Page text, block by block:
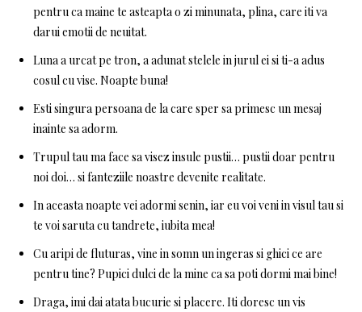
pentru ca maine te asteapta o zi minunata, plina, care iti va
darui emotii de neuitat.
Luna a urcat pe tron, a adunat stelele in jurul ei si ti-a adus
cosul cu vise. Noapte buna!
Esti singura persoana de la care sper sa primesc un mesaj
inainte sa adorm.
Trupul tau ma face sa visez insule pustii… pustii doar pentru
noi doi… si fanteziile noastre devenite realitate.
In aceasta noapte vei adormi senin, iar eu voi veni in visul tau si
te voi saruta cu tandrete, iubita mea!
Cu aripi de fluturas, vine in somn un ingeras si ghici ce are
pentru tine? Pupici dulci de la mine ca sa poti dormi mai bine!
Draga, imi dai atata bucurie si placere. Iti doresc un vis